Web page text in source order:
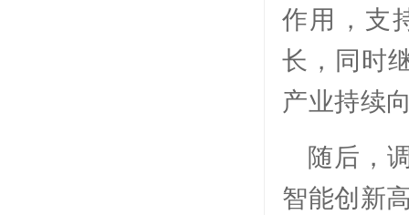
作用，支
长，同时
产业持续
随后，
智能创新